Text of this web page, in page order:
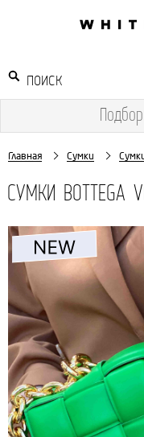
Подбор
Главная Сумки
СУМКИ BOTTEGA